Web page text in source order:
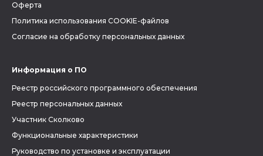
Оферта
Политика использования COOKIE-файлов
Согласие на обработку персональных данных
Информация о ПО
Реестр российского программного обеспечения
Реестр персональных данных
Участник Сколково
Функциональные характеристики
Руководство по установке и эксплуатации